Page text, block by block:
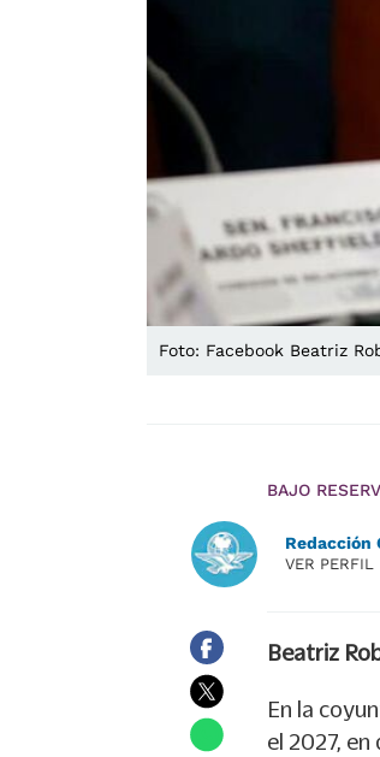
Foto: Facebook Beatriz
BAJO
Redacción
VER PERFIL
Beatriz
En la
el 2027,